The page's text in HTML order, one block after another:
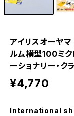
アイリスオーヤ
ルム横型100ミ
ーショナリー・ク
¥4,770
International